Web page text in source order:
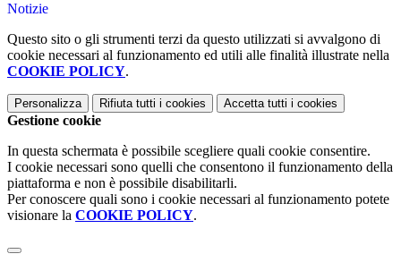
Notizie
Questo sito o gli strumenti terzi da questo utilizzati si avvalgono di
cookie necessari al funzionamento ed utili alle finalità illustrate nella
COOKIE POLICY.
Personalizza Rifiuta tutti i cookies Accetta tutti i cookies
Gestione cookie
In questa schermata è possibile scegliere quali cookie consentire.
I cookie necessari sono quelli che consentono il funzionamento della
piattaforma e non è possibile disabilitarli.
Per conoscere quali sono i cookie necessari al funzionamento potete
visionare la COOKIE POLICY.